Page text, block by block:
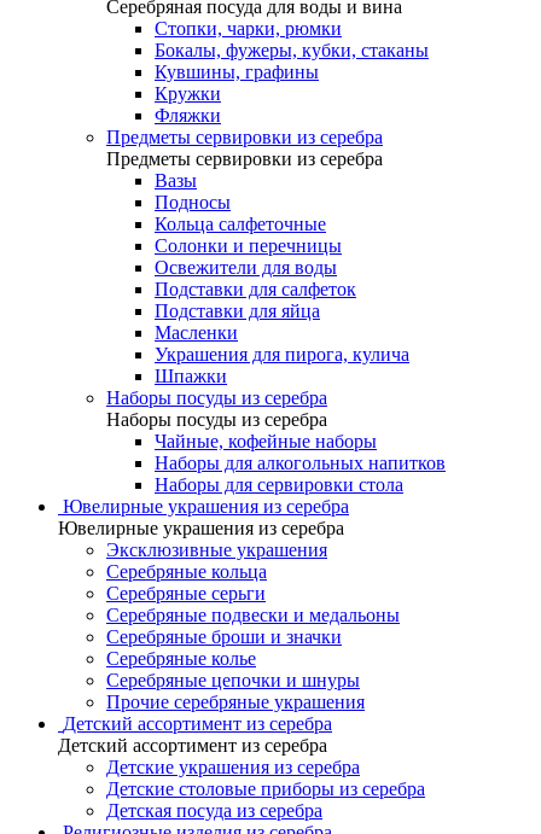
Серебряная посуда для воды и вина
Стопки, чарки, рюмки
Бокалы, фужеры, кубки, стаканы
Кувшины, графины
Кружки
Фляжки
Предметы сервировки из серебра
Предметы сервировки из серебра
Вазы
Подносы
Кольца салфеточные
Солонки и перечницы
Освежители для воды
Подставки для салфеток
Подставки для яйца
Масленки
Украшения для пирога, кулича
Шпажки
Наборы посуды из серебра
Наборы посуды из серебра
Чайные, кофейные наборы
Наборы для алкогольных напитков
Наборы для сервировки стола
Ювелирные украшения из серебра
Ювелирные украшения из серебра
Эксклюзивные украшения
Серебряные кольца
Серебряные серьги
Серебряные подвески и медальоны
Серебряные броши и значки
Серебряные колье
Серебряные цепочки и шнуры
Прочие серебряные украшения
Детский ассортимент из серебра
Детский ассортимент из серебра
Детские украшения из серебра
Детские столовые приборы из серебра
Детская посуда из серебра